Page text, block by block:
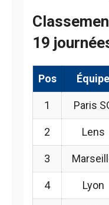
19
Pos Équipe
1 Paris
2 Lens
3
4 Lyon